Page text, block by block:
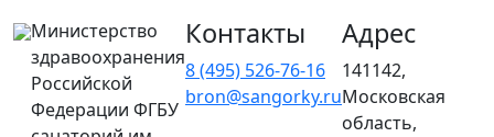
Министерство
здравоохранения
Российской
Федерации ФГБУ
Контакты
8 (495) 526-76-16
bron@sangorky.ru
Адрес
141142,
Московская
область,